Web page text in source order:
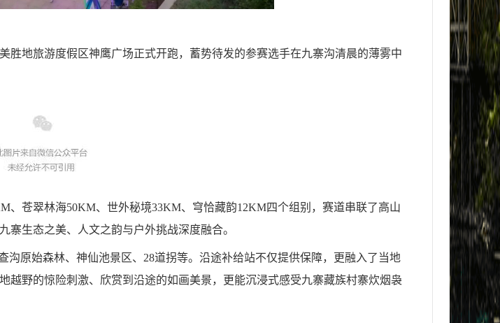
胜地旅游度假区神鹰广场正式开跑，蓄势待发的参赛选手在九寨沟清晨的薄雾中
、苍翠林海50KM、世外秘境33KM、穹恰藏韵12KM四个组别，赛道串联了高山
生态之美、人文之韵与户外挑战深度融合。
原始森林、神仙池景区、28道拐等。沿途补给站不仅提供保障，更融入了当地
野的惊险刺激、欣赏到沿途的如画美景，更能沉浸式感受九寨藏族村寨炊烟袅